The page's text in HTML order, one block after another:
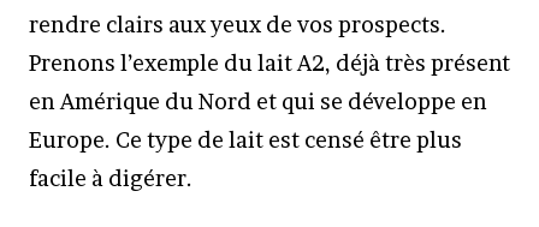
rendre clairs aux yeux de vos prospects.
Prenons l’exemple du lait A2, déjà très présent
en Amérique du Nord et qui se développe en
Europe. Ce type de lait est censé être plus
facile à digérer.